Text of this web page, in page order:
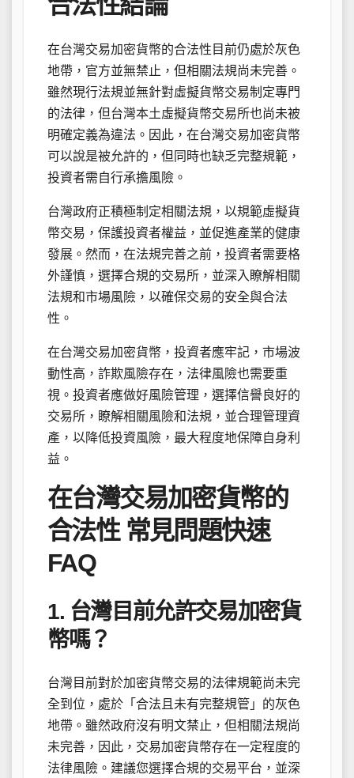
在台灣交易加密貨幣的合法性目前仍處於灰色
地帶，官方並無禁止，但相關法規尚未完善。
雖然現行法規並無針對虛擬貨幣交易制定專門
的法律，但台灣本土虛擬貨幣交易所也尚未被
明確定義為違法。因此，在台灣交易加密貨幣
可以說是被允許的，但同時也缺乏完整規範，
投資者需自行承擔風險。
台灣政府正積極制定相關法規，以規範虛擬貨
幣交易，保護投資者權益，並促進產業的健康
發展。然而，在法規完善之前，投資者需要格
外謹慎，選擇合規的交易所，並深入瞭解相關
法規和市場風險，以確保交易的安全與合法
性。
在台灣交易加密貨幣，投資者應牢記，市場波
動性高，詐欺風險存在，法律風險也需要重
視。投資者應做好風險管理，選擇信譽良好的
交易所，瞭解相關風險和法規，並合理管理資
產，以降低投資風險，最大程度地保障自身利
益。
在台灣交易加密貨幣的
合法性 常見問題快速
FAQ
1. 台灣目前允許交易加密貨
幣嗎？
台灣目前對於加密貨幣交易的法律規範尚未完
全到位，處於「合法且未有完整規管」的灰色
地帶。雖然政府沒有明文禁止，但相關法規尚
未完善，因此，交易加密貨幣存在一定程度的
法律風險。建議您選擇合規的交易平台，並深